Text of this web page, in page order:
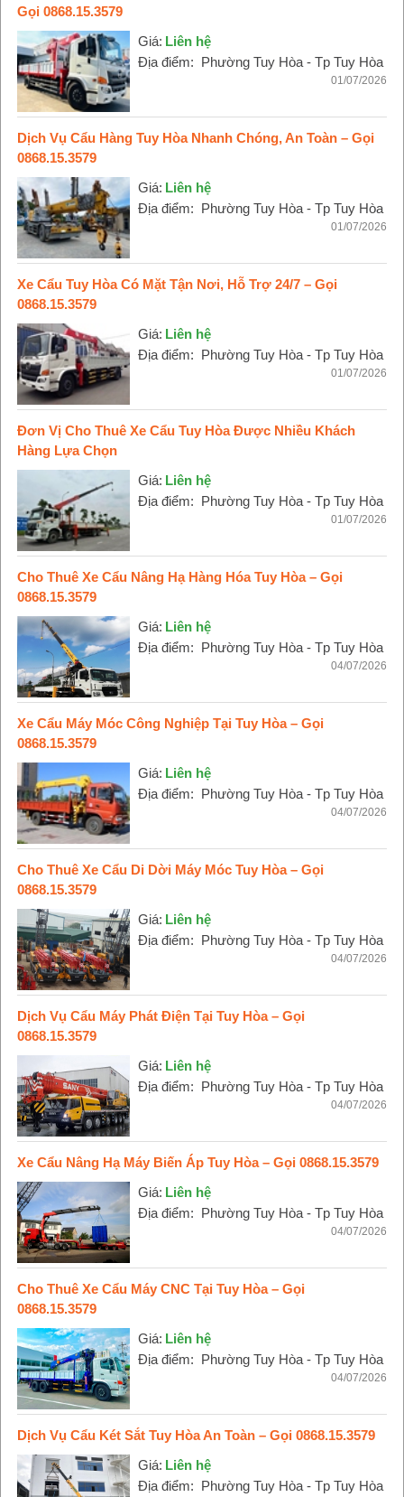
Gọi 0868.15.3579
Giá: Liên hệ
Địa điểm: Phường Tuy Hòa - Tp Tuy Hòa
01/07/2026
Dịch Vụ Cẩu Hàng Tuy Hòa Nhanh Chóng, An Toàn – Gọi
0868.15.3579
Giá: Liên hệ
Địa điểm: Phường Tuy Hòa - Tp Tuy Hòa
01/07/2026
Xe Cẩu Tuy Hòa Có Mặt Tận Nơi, Hỗ Trợ 24/7 – Gọi
0868.15.3579
Giá: Liên hệ
Địa điểm: Phường Tuy Hòa - Tp Tuy Hòa
01/07/2026
Đơn Vị Cho Thuê Xe Cẩu Tuy Hòa Được Nhiều Khách
Hàng Lựa Chọn
Giá: Liên hệ
Địa điểm: Phường Tuy Hòa - Tp Tuy Hòa
01/07/2026
Cho Thuê Xe Cẩu Nâng Hạ Hàng Hóa Tuy Hòa – Gọi
0868.15.3579
Giá: Liên hệ
Địa điểm: Phường Tuy Hòa - Tp Tuy Hòa
04/07/2026
Xe Cẩu Máy Móc Công Nghiệp Tại Tuy Hòa – Gọi
0868.15.3579
Giá: Liên hệ
Địa điểm: Phường Tuy Hòa - Tp Tuy Hòa
04/07/2026
Cho Thuê Xe Cẩu Di Dời Máy Móc Tuy Hòa – Gọi
0868.15.3579
Giá: Liên hệ
Địa điểm: Phường Tuy Hòa - Tp Tuy Hòa
04/07/2026
Dịch Vụ Cẩu Máy Phát Điện Tại Tuy Hòa – Gọi
0868.15.3579
Giá: Liên hệ
Địa điểm: Phường Tuy Hòa - Tp Tuy Hòa
04/07/2026
Xe Cẩu Nâng Hạ Máy Biến Áp Tuy Hòa – Gọi 0868.15.3579
Giá: Liên hệ
Địa điểm: Phường Tuy Hòa - Tp Tuy Hòa
04/07/2026
Cho Thuê Xe Cẩu Máy CNC Tại Tuy Hòa – Gọi
0868.15.3579
Giá: Liên hệ
Địa điểm: Phường Tuy Hòa - Tp Tuy Hòa
04/07/2026
Dịch Vụ Cẩu Két Sắt Tuy Hòa An Toàn – Gọi 0868.15.3579
Giá: Liên hệ
Địa điểm: Phường Tuy Hòa - Tp Tuy Hòa